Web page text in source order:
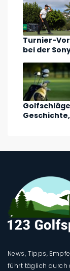
Turnier-
bei der
News, Tipps,
führt täglich durch